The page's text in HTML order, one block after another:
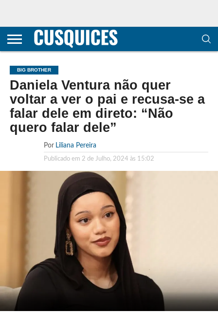
CONTACTOS
HOME
POLÍTICA DE
E COOKIES
SOBRE
TERMOS E
TRANSPARÊNCIA
METODOLOGIA
BIG BROTHER
Daniela Ventura não quer
voltar a ver o pai e recusa-se a
falar dele em direto: “Não
quero falar dele”
Por Liliana Pereira
Publicado em 2 de Julho, 2024 às 15:02